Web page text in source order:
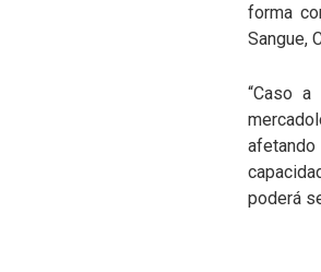
forma
Sangue,
“Caso
poderá